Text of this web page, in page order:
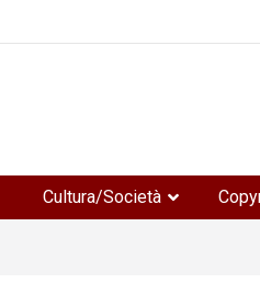
Cultura/Società